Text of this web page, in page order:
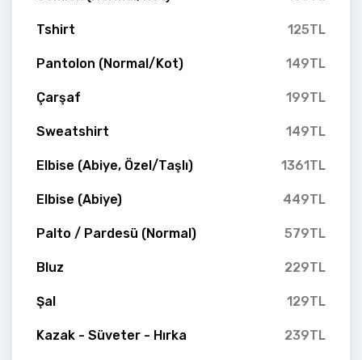
Tshirt 125TL
Pantolon (Normal/Kot) 149TL
Çarşaf 199TL
Sweatshirt 149TL
Elbise (Abiye, Özel/Taşlı) 1361TL
Elbise (Abiye) 449TL
Palto / Pardesü (Normal) 579TL
Bluz 229TL
Şal 129TL
Kazak - Süveter - Hırka 239TL